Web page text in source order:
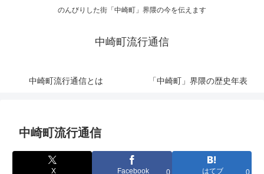
のんびりした街「中崎町」界隈の今を伝えます
中崎町流行通信
中崎町流行通信とは 「中崎町」界隈の歴史年表
中崎町流行通信
X Facebook はてブ